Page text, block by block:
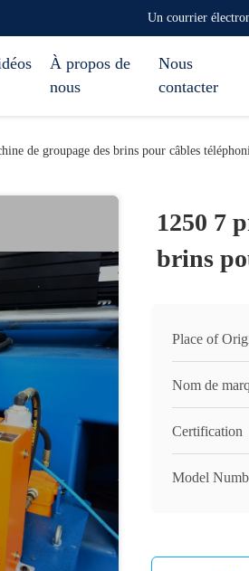
Un courrier
À propos de
nous
Nous
contacter
de groupage des brins pour câbles
1250 7
brins
Place of
Nom de
Certification
Model